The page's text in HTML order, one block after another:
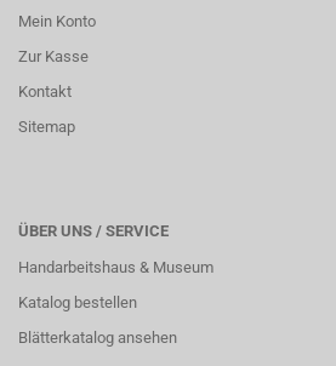
Mein Konto
Zur Kasse
Kontakt
Sitemap
ÜBER UNS / SERVICE
Handarbeitshaus & Museum
Katalog bestellen
Blätterkatalog ansehen